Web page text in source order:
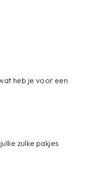
heb je voor een
zulke pakjes